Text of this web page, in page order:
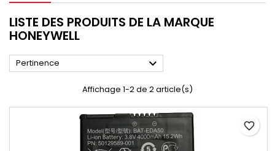
LISTE DES PRODUITS DE LA MARQUE
HONEYWELL
Pertinence 
Affichage 1-2 de 2 article(s)
favorite_border